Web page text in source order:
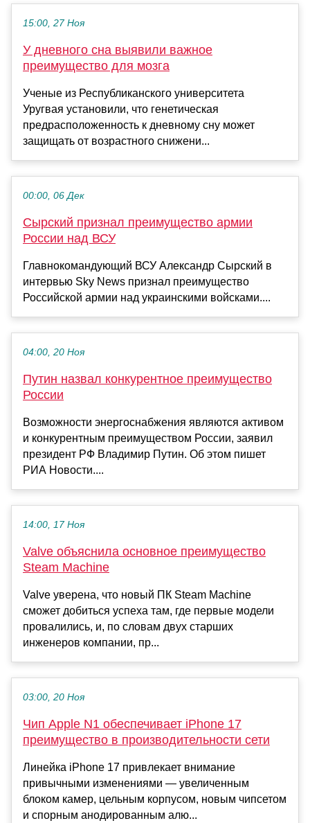
15:00, 27 Ноя
У дневного сна выявили важное
преимущество для мозга
Ученые из Республиканского университета
Уругвая установили, что генетическая
предрасположенность к дневному сну может
защищать от возрастного снижени...
00:00, 06 Дек
Сырский признал преимущество армии
России над ВСУ
Главнокомандующий ВСУ Александр Сырский в
интервью Sky News признал преимущество
Российской армии над украинскими войсками....
04:00, 20 Ноя
Путин назвал конкурентное преимущество
России
Возможности энергоснабжения являются активом
и конкурентным преимуществом России, заявил
президент РФ Владимир Путин. Об этом пишет
РИА Новости....
14:00, 17 Ноя
Valve объяснила основное преимущество
Steam Machine
Valve уверена, что новый ПК Steam Machine
сможет добиться успеха там, где первые модели
провалились, и, по словам двух старших
инженеров компании, пр...
03:00, 20 Ноя
Чип Apple N1 обеспечивает iPhone 17
преимущество в производительности сети
Линейка iPhone 17 привлекает внимание
привычными изменениями — увеличенным
блоком камер, цельным корпусом, новым чипсетом
и спорным анодированным алю...